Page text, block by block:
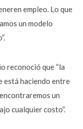
empleo. Lo que
un modelo
reconoció que “la
está haciendo entre
un
cualquier costo”.